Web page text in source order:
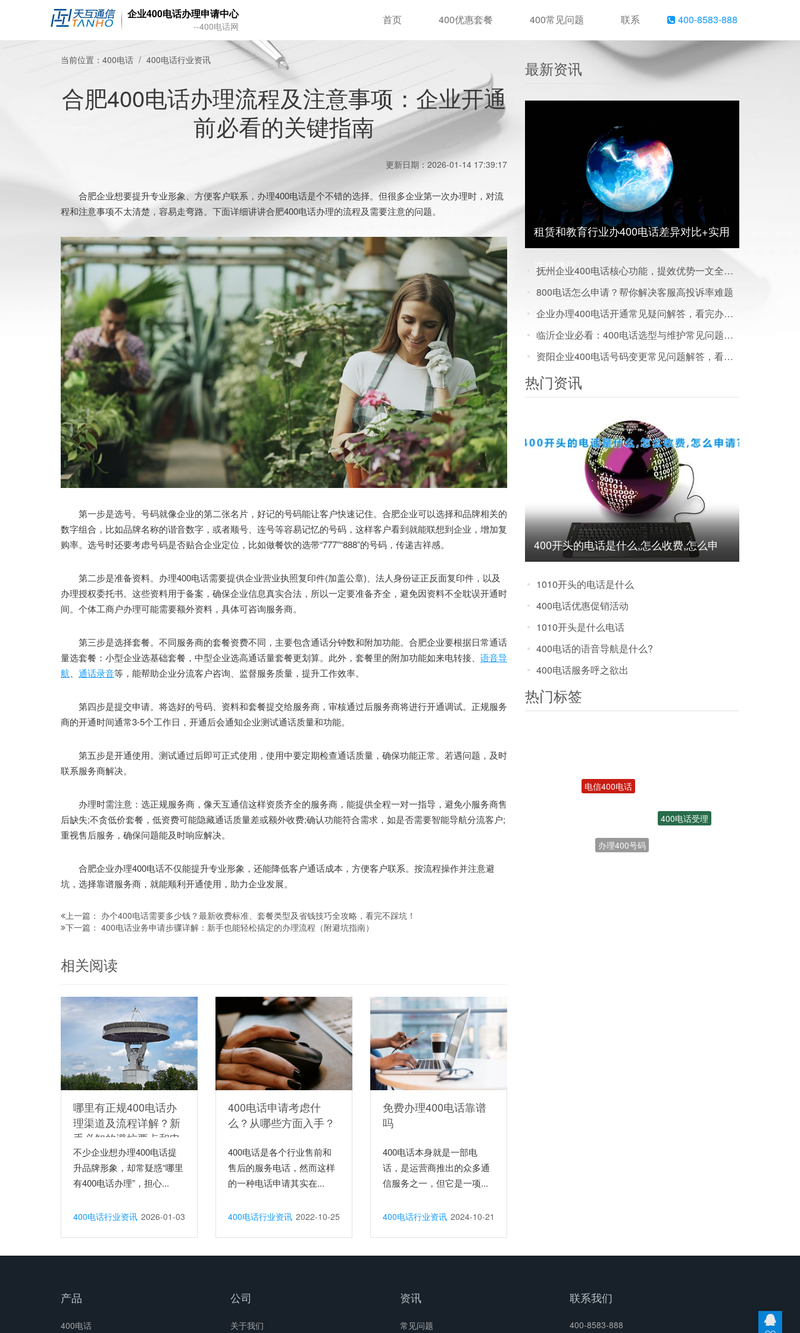
企业400电话办理申请中心
--400电话网 首页 400优惠套餐 400常见问题 联系 400-8583-888
当前位置： 400电话 400电话行业资讯
合肥400电话办理流程及注意事项：企业开通
前必看的关键指南
更新日期：2026-01-14 17:39:17
合肥企业想要提升专业形象、方便客户联系，办理400电话是个不错的选择。但很多企业第一次办理时，对流
程和注意事项不太清楚，容易走弯路。下面详细讲讲合肥400电话办理的流程及需要注意的问题。
第一步是选号。号码就像企业的第二张名片，好记的号码能让客户快速记住。合肥企业可以选择和品牌相关的
数字组合，比如品牌名称的谐音数字，或者顺号、连号等容易记忆的号码，这样客户看到就能联想到企业，增加复
购率。选号时还要考虑号码是否贴合企业定位，比如做餐饮的选带“777”“888”的号码，传递吉祥感。
第二步是准备资料。办理400电话需要提供企业营业执照复印件(加盖公章)、法人身份证正反面复印件，以及
办理授权委托书。这些资料用于备案，确保企业信息真实合法，所以一定要准备齐全，避免因资料不全耽误开通时
间。个体工商户办理可能需要额外资料，具体可咨询服务商。
第三步是选择套餐。不同服务商的套餐资费不同，主要包含通话分钟数和附加功能。合肥企业要根据日常通话
量选套餐：小型企业选基础套餐，中型企业选高通话量套餐更划算。此外，套餐里的附加功能如来电转接、 语音导
航
通话录音等，能帮助企业分流客户咨询、监督服务质量，提升工作效率。
第四步是提交申请。将选好的号码、资料和套餐提交给服务商，审核通过后服务商将进行开通调试。正规服务
商的开通时间通常3-5个工作日，开通后会通知企业测试通话质量和功能。
第五步是开通使用。测试通过后即可正式使用，使用中要定期检查通话质量，确保功能正常。若遇问题，及时
联系服务商解决。
办理时需注意：选正规服务商，像天互通信这样资质齐全的服务商，能提供全程一对一指导，避免小服务商售
后缺失;不贪低价套餐，低资费可能隐藏通话质量差或额外收费;确认功能符合需求，如是否需要智能导航分流客户;
重视售后服务，确保问题能及时响应解决。
合肥企业办理400电话不仅能提升专业形象，还能降低客户通话成本，方便客户联系。按流程操作并注意避
坑，选择靠谱服务商，就能顺利开通使用，助力企业发展。
上一篇： 办个400电话需要多少钱？最新收费标准、套餐类型及省钱技巧全攻略，看完不踩坑！
下一篇： 400电话业务申请步骤详解：新手也能轻松搞定的办理流程（附避坑指南）
相关阅读
哪里有正规400电话办
理渠道及流程详解？新
手必知的避坑要点和申
请步骤
不少企业想办理400电话提
升品牌形象，却常疑惑“哪里
有400电话办理”，担心...
400电话行业资讯 2026-01-03
400电话申请考虑什
么？从哪些方面入手？
400电话是各个行业售前和
售后的服务电话，然而这样
的一种电话申请其实在...
400电话行业资讯 2022-10-25
免费办理400电话靠谱
吗
400电话本身就是一部电
话，是运营商推出的众多通
信服务之一，但它是一项...
400电话行业资讯 2024-10-21
最新资讯
租赁和教育行业办400电话差异对比+实用
选择建议
抚州企业400电话核心功能，提效优势一文全解析
800电话怎么申请？帮你解决客服高投诉率难题
企业办理400电话开通常见疑问解答，看完办事少走弯路
临沂企业必看：400电话选型与维护常见问题解答
资阳企业400电话号码变更常见问题解答，看完少走弯路
热门资讯
400开头的电话是什么,怎么收费,怎么申
请?
1010开头的电话是什么
400电话优惠促销活动
1010开头是什么电话
400电话的语音导航是什么?
400电话服务呼之欲出
热门标签
400电话受理
产品
400电话
公司
关于我们
资讯
常见问题
联系我们
400-8583-888